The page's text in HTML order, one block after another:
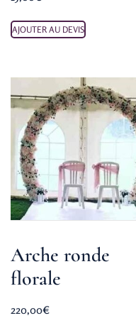
AJOUTER AU DEVIS
Arche ronde
florale
220,00€